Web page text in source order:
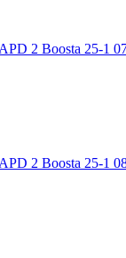
2 Boosta 25-1
2 Boosta 25-1